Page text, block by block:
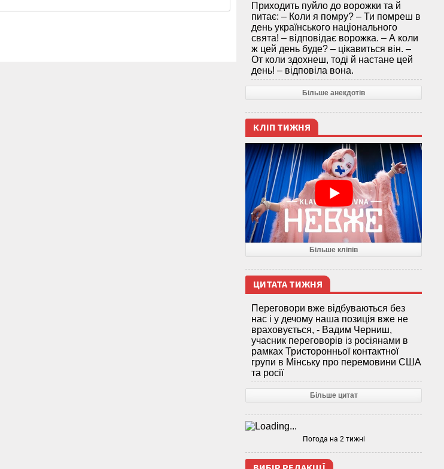
Приходить пуйло до ворожки та й
питає: – Коли я помру? – Ти помреш в
день українського національного
свята! – відповідає ворожка. – А коли
ж цей день буде? – цікавиться він. –
От коли здохнеш, тоді й настане цей
день! – відповіла вона.
Більше анекдотів
КЛІП ТИЖНЯ
Більше кліпів
ЦИТАТА ТИЖНЯ
Переговори вже відбуваються без
нас і у дечому наша позиція вже не
враховується, - Вадим Черниш,
учасник переговорів із росіянами в
рамках Тристоронньої контактної
групи в Мінську про перемовини США
та росії
Більше цитат
Погода на 2 тижні